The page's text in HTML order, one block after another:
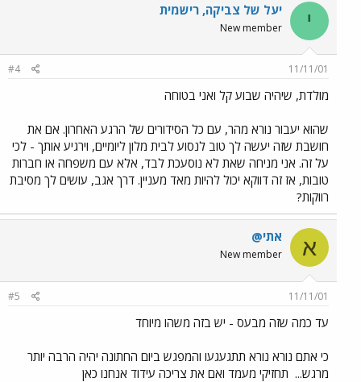
י יעל של צביקה, רישמית
New member
11/11/01
#4
מולדת, שיהיה שבוע קל ואני בטוחה
שהוא יעבור נורא מהר, עם כל הסידורים של הרגע האחרון. אם את
חושבת שזה יעשה לך טוב לנסוע לבית מלון ליומיים, וירגיע אותך - לכי
על זה. אני מניחה שאת לא נוסעכת לבד, אלא עם משפחה או חברות
טובות, אז זה דווקא יכול להיות מאד מעניין. דרך אגב, עושים לך מסיבת
רווקות?
א אתי@
New member
11/11/01
#5
עד כמה שזה מבעס - יש בזה משהו מיוחד
כי אתם נורא נורא תתגעגעו והמפגש ביום החתונה יהיה הרבה יותר
מרגש... תחזיקי מעמד ואם את צריכה עידוד אנחנו כאן